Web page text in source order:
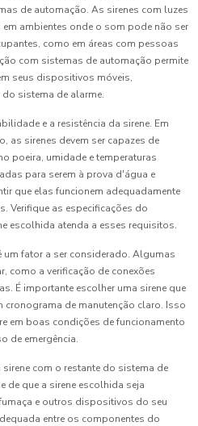
de automação. As sirenes com luzes
ambientes onde o som pode não ser
como em áreas com pessoas
com sistemas de automação permite
seus dispositivos móveis,
sistema de alarme.
e a resistência da sirene. Em
as sirenes devem ser capazes de
poeira, umidade e temperaturas
para serem à prova d'água e
que elas funcionem adequadamente
Verifique as especificações do
escolhida atenda a esses requisitos.
um fator a ser considerado. Algumas
como a verificação de conexões
É importante escolher uma sirene que
cronograma de manutenção claro. Isso
em boas condições de funcionamento
de emergência.
com o restante do sistema de
de que a sirene escolhida seja
e outros dispositivos do seu
entre os componentes do